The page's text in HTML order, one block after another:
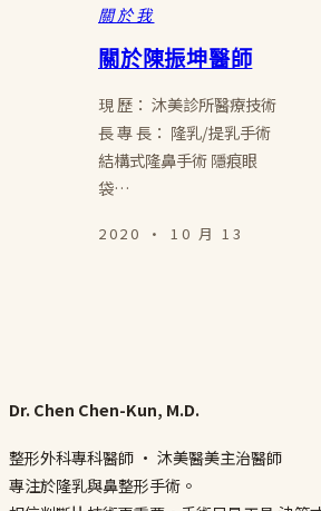
關於我
關於陳振坤醫師
現 歷： 沐美診所醫療技術
長 專 長： 隆乳/提乳手術
結構式隆鼻手術 隱痕眼
袋…
2020 · 10 月 13
Dr. Chen Chen-Kun, M.D.
整形外科專科醫師 · 沐美醫美主治醫師
專注於隆乳與鼻整形手術。